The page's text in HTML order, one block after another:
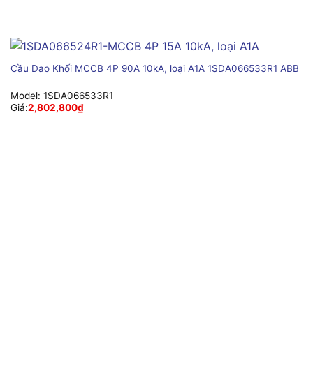
Cầu Dao Khối MCCB 4P 90A 10kA, loại A1A 1SDA066533R1 ABB
Model: 1SDA066533R1
Giá:2,802,800₫